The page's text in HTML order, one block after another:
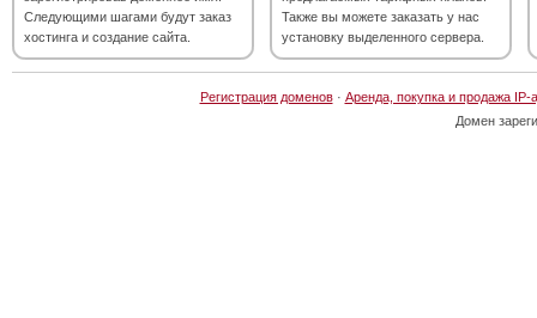
Следующими шагами будут заказ
хостинга и создание сайта.
Также вы можете заказать у нас
установку выделенного сервера.
Регистрация доменов· Аренда, покупка и продажа IP-
Домен